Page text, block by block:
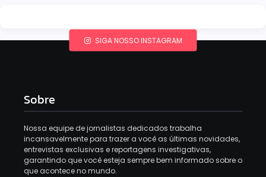
SIGA NOSSO INSTAGRAM
Sobre
Nossa equipe de jornalistas dedicados trabalha
incansavelmente para trazer a você as últimas novidades,
entrevistas exclusivas e reportagens investigativas,
garantindo que você esteja sempre bem informado sobre o
que acontece no mundo.